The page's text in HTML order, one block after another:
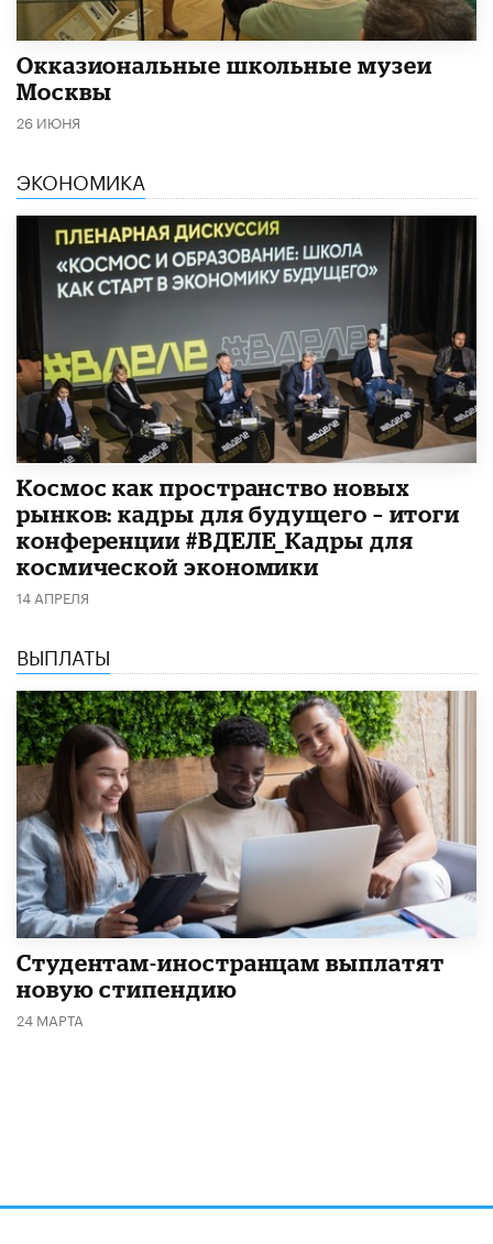
​Окказиональные школьные музеи
Москвы
26 ИЮНЯ
ЭКОНОМИКА
Космос как пространство новых
рынков: кадры для будущего – итоги
конференции #ВДЕЛЕ_Кадры для
космической экономики
14 АПРЕЛЯ
ВЫПЛАТЫ
Студентам-иностранцам выплатят
новую стипендию
24 МАРТА